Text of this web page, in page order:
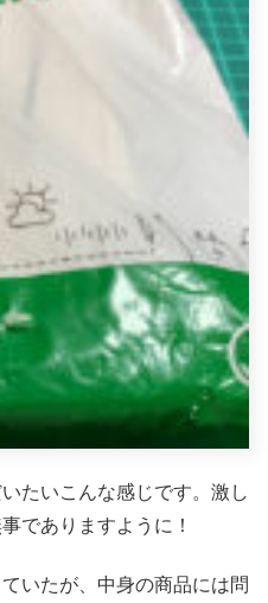
たいこんな感じです。激し
でありますように！
いたが、中身の商品には問